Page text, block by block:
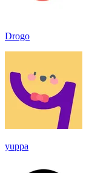
Drogo
yuppa